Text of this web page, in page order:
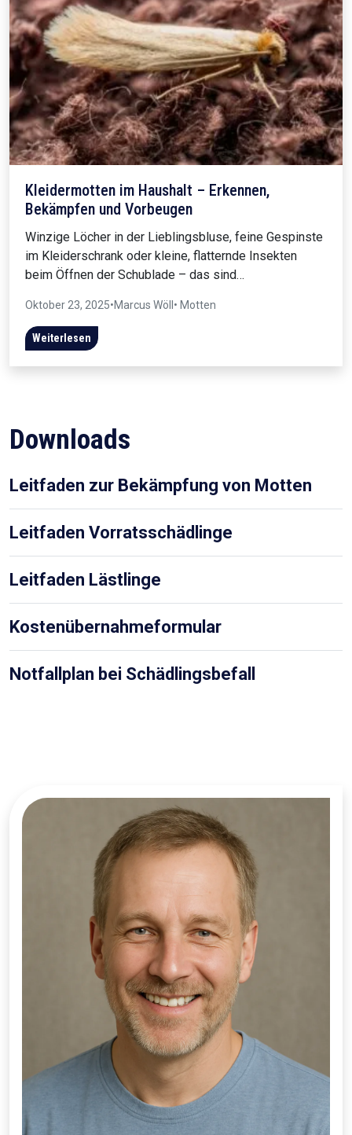
Kleidermotten im Haushalt – Erkennen,
Bekämpfen und Vorbeugen
Winzige Löcher in der Lieblingsbluse, feine Gespinste
im Kleiderschrank oder kleine, flatternde Insekten
beim Öffnen der Schublade – das sind…
Oktober 23, 2025•Marcus Wöll • Motten
Weiterlesen
Downloads
Leitfaden zur Bekämpfung von Motten
Leitfaden Vorratsschädlinge
Leitfaden Lästlinge
Kostenübernahmeformular
Notfallplan bei Schädlingsbefall